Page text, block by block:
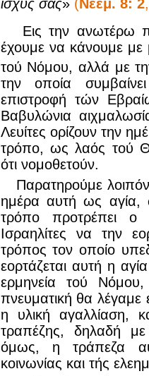
ισχύς σας» (Νεεμ. 8: 2
Εις την ανωτέρω
έχουμε να κάνουμε με
τού Νόμου, αλλά με
την οποία
επιστροφή τών
Βαβυλώνια
Λευίτες ορίζουν την
τρόπο, ως λαός τού
ότι νομοθετούν.
Παρατηρούμε
ημέρα αυτή ως αγία,
τρόπο προτρέπει
Ισραηλίτες να την
τρόπος τον οποίο
εορτάζεται αυτή η
ερμηνεία τού
πνευματική θα λέγαμε
η υλική αγαλλίαση,
τραπέζης, δηλαδή
όμως, η τράπεζα
κοινωνίας και τής